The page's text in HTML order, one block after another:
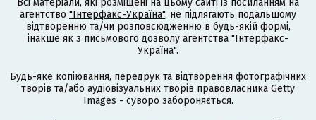
Всі матеріали, які розміщені на цьому сайті із посиланням на
агентство "Інтерфакс-Україна", не підлягають подальшому
відтворенню та/чи розповсюдженню в будь-якій формі,
інакше як з письмового дозволу агентства "Інтерфакс-
Україна".
Будь-яке копіювання, передрук та відтворення фотографічних
творів та/або аудіовізуальних творів правовласника Getty
Images - суворо забороняється.